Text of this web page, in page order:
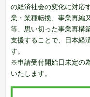
の経済社会の変化に対応
業・業種転換、事業再編
等、思い切った事業再構
支援することで、日本経
す。
※申請受付開始日未定の
いたします。